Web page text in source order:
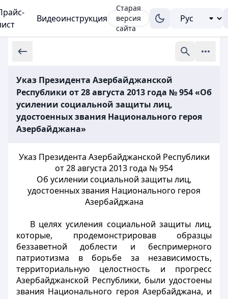
Видеоинструкция
Старая
версия
сайта
Указ Президента Азербайджанской
Республики от 28 августа 2013 года № 954 «Об
усилении социальной защиты лиц,
удостоенных звания Национального героя
Азербайджана»
Указ Президента Азербайджанской Республики
от 28 августа 2013 года № 954
Об усилении социальной защиты лиц,
удостоенных звания Национального героя
Азербайджана
В целях усиления социальной защиты лиц,
которые, продемонстрировав образцы
беззаветной доблести и беспримерного
патриотизма в борьбе за независимость,
территориальную целостность и прогресс
Азербайджанской Республики, были удостоены
звания Национального героя Азербайджана, и